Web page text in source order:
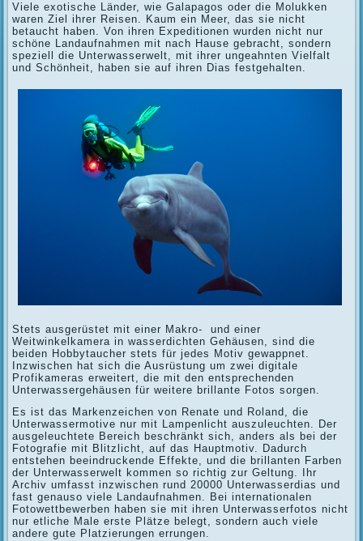
Viele exotische Länder, wie Galapagos oder die Molukken
waren Ziel ihrer Reisen. Kaum ein Meer, das sie nicht
betaucht haben. Von ihren Expeditionen wurden nicht nur
schöne Landaufnahmen mit nach Hause gebracht, sondern
speziell die Unterwasserwelt, mit ihrer ungeahnten Vielfalt
und Schönheit, haben sie auf ihren Dias festgehalten.
Stets ausgerüstet mit einer Makro- und einer
Weitwinkelkamera in wasserdichten Gehäusen, sind die
beiden Hobbytaucher stets für jedes Motiv gewappnet.
Inzwischen hat sich die Ausrüstung um zwei digitale
Profikameras erweitert, die mit den entsprechenden
Unterwassergehäusen für weitere brillante Fotos sorgen.
Es ist das Markenzeichen von Renate und Roland, die
Unterwassermotive nur mit Lampenlicht auszuleuchten. Der
ausgeleuchtete Bereich beschränkt sich, anders als bei der
Fotografie mit Blitzlicht, auf das Hauptmotiv. Dadurch
entstehen beeindruckende Effekte, und die brillanten Farben
der Unterwasserwelt kommen so richtig zur Geltung. Ihr
Archiv umfasst inzwischen rund 20000 Unterwasserdias und
fast genauso viele Landaufnahmen. Bei internationalen
Fotowettbewerben haben sie mit ihren Unterwasserfotos nicht
nur etliche Male erste Plätze belegt, sondern auch viele
andere gute Platzierungen errungen.